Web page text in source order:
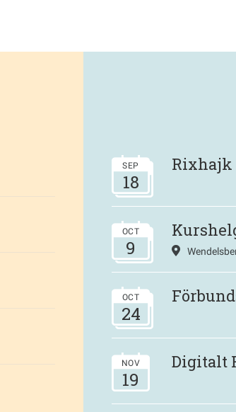
SEP
18
Rixhajk
OCT
9
OCT
24
NOV
19
Digitalt